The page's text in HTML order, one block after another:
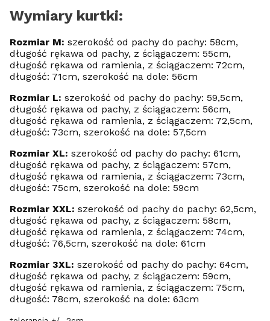
Wymiary kurtki:
Rozmiar M: szerokość od pachy do pachy: 58cm,
długość rękawa od pachy, z ściągaczem: 55cm,
długość rękawa od ramienia, z ściągaczem: 72cm,
długość: 71cm, szerokość na dole: 56cm
Rozmiar L: szerokość od pachy do pachy: 59,5cm,
długość rękawa od pachy, z ściągaczem: 56cm,
długość rękawa od ramienia, z ściągaczem: 72,5cm,
długość: 73cm, szerokość na dole: 57,5cm
Rozmiar XL: szerokość od pachy do pachy: 61cm,
długość rękawa od pachy, z ściągaczem: 57cm,
długość rękawa od ramienia, z ściągaczem: 73cm,
długość: 75cm, szerokość na dole: 59cm
Rozmiar XXL: szerokość od pachy do pachy: 62,5cm,
długość rękawa od pachy, z ściągaczem: 58cm,
długość rękawa od ramienia, z ściągaczem: 74cm,
długość: 76,5cm, szerokość na dole: 61cm
Rozmiar 3XL: szerokość od pachy do pachy: 64cm,
długość rękawa od pachy, z ściągaczem: 59cm,
długość rękawa od ramienia, z ściągaczem: 75cm,
długość: 78cm, szerokość na dole: 63cm